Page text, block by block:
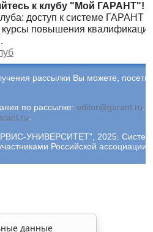
к клубу "Мой ГАРАНТ"!
доступ к системе ГАРАНТ
повышения
рассылки Вы можете,
по рассылке: editor@garant.ru.
.
УНИВЕРСИТЕТ", 2025. Система
Российской
данные